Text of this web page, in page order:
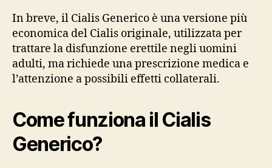
In breve, il Cialis Generico è una versione più
economica del Cialis originale, utilizzata per
trattare la disfunzione erettile negli uomini
adulti, ma richiede una prescrizione medica e
l’attenzione a possibili effetti collaterali.
Come funziona il Cialis
Generico?